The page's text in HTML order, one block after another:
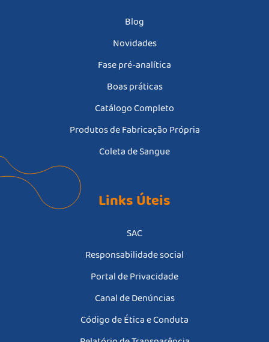
Blog
Novidades
Fase pré-analítica
Boas práticas
Catálogo Completo
Produtos de Fabricação Própria
Coleta de Sangue
Links Úteis
SAC
Responsabilidade social
Portal de Privacidade
Canal de Denúncias
Código de Ética e Conduta